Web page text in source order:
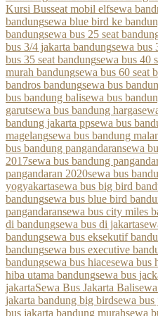
Kursi Busseat mobil elfsewa
bandungsewa blue bird ke
bandungsewa bus 25 seat
bus 3/4 jakarta bandungsewa bus
bus 35 seat bandungsewa bus 40
murah bandungsewa bus 60 seat
bandros bandungsewa bus
bus bandung balisewa bus
garutsewa bus bandung harga
bandung jakarta ppsewa bus
magelangsewa bus bandung
bus bandung pangandaransewa
2017sewa bus bandung
pangandaran 2020sewa bus
yogyakartasewa bus big bird
bandungsewa bus blue bird
pangandaransewa bus city miles
di bandungsewa bus di jakarta
bandungsewa bus eksekutif
bandungsewa bus executive
bandungsewa bus hiacesewa bus
hiba utama bandungsewa bus
jakartaSewa Bus Jakarta Bali
jakarta bandung big birdsewa
bus jakarta bandung murahsewa